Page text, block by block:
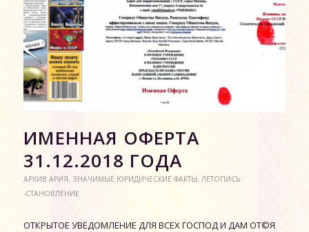
ИМЕННАЯ ОФЕРТА
31.12.2018 ГОДА
АРХИВ АРИЯ,ЗНАЧИМЫЕ ЮРИДИЧЕСКИЕ ФАКТЫ,ЛЕТОПИСЬ
-СТАНОВЛЕНИЕ
ОТКРЫТОЕ УВЕДОМЛЕНИЕ ДЛЯ ВСЕХ ГОСПОД И ДАМ ОТ©Я